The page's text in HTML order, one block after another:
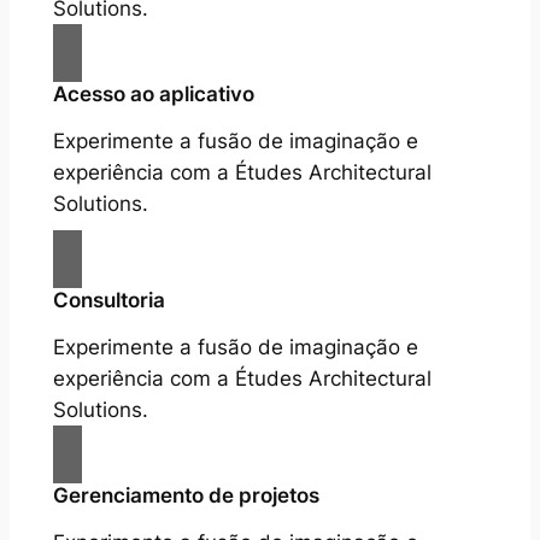
Solutions.
Acesso ao aplicativo
Experimente a fusão de imaginação e
experiência com a Études Architectural
Solutions.
Consultoria
Experimente a fusão de imaginação e
experiência com a Études Architectural
Solutions.
Gerenciamento de projetos